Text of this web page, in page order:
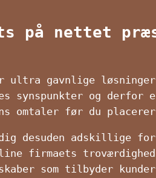
på nettet
ultra gavnlige
synspunkter og
omtaler før du
desuden adskillige
firmaets
som tilbyder